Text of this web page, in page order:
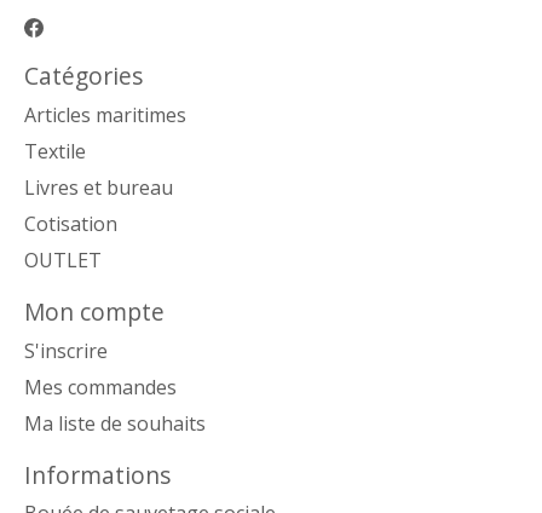
Catégories
Articles maritimes
Textile
Livres et bureau
Cotisation
OUTLET
Mon compte
S'inscrire
Mes commandes
Ma liste de souhaits
Informations